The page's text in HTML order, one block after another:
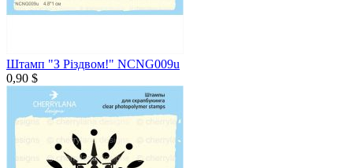
Штамп "З Різдвом!" NCNG009u
0,90 $